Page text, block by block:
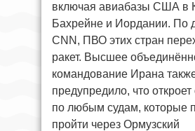
включая авиабазы США в
Бахрейне и Иордании. По
CNN, ПВО этих стран
ракет. Высшее
командование Ирана
предупредило, что откроет
по любым судам, которые
пройти через Ормузский